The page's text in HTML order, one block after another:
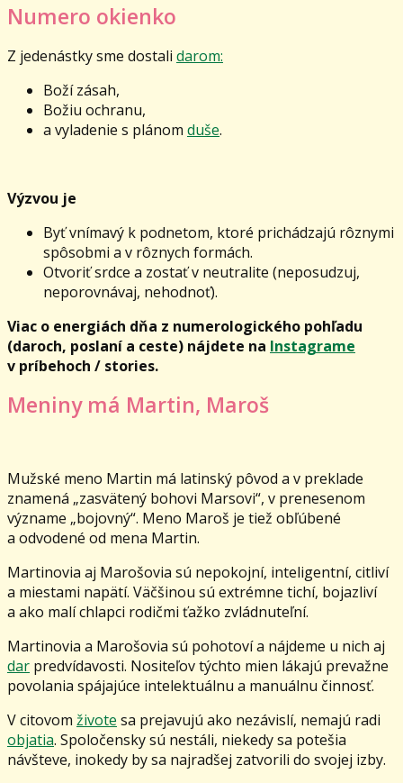
Numero okienko
Z jedenástky sme dostali darom:
Boží zásah,
Božiu ochranu,
a vyladenie s plánom duše.
Výzvou je
Byť vnímavý k podnetom, ktoré prichádzajú rôznymi
spôsobmi a v rôznych formách.
Otvoriť srdce a zostať v neutralite (neposudzuj,
neporovnávaj, nehodnoť).
Viac o energiách dňa z numerologického pohľadu
(daroch, poslaní a ceste) nájdete na Instagrame
v príbehoch / stories.
Meniny má Martin, Maroš
Mužské meno Martin má latinský pôvod a v preklade
znamená „zasvätený bohovi Marsovi“, v prenesenom
význame „bojovný“. Meno Maroš je tiež obľúbené
a odvodené od mena Martin.
Martinovia aj Marošovia sú nepokojní, inteligentní, citliví
a miestami napätí. Väčšinou sú extrémne tichí, bojazliví
a ako malí chlapci rodičmi ťažko zvládnuteľní.
Martinovia a Marošovia sú pohotoví a nájdeme u nich aj
dar predvídavosti. Nositeľov týchto mien lákajú prevažne
povolania spájajúce intelektuálnu a manuálnu činnosť.
V citovom živote sa prejavujú ako nezávislí, nemajú radi
objatia. Spoločensky sú nestáli, niekedy sa potešia
návšteve, inokedy by sa najradšej zatvorili do svojej izby.